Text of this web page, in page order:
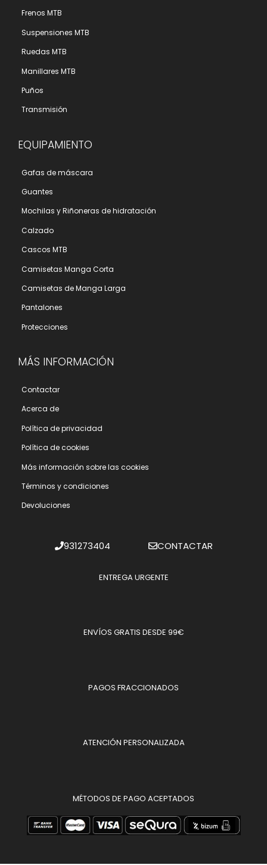
Frenos MTB
Suspensiones MTB
Ruedas MTB
Manillares MTB
Puños
Transmisión
EQUIPAMIENTO
Gafas de máscara
Guantes
Mochilas y Riñoneras de hidratación
Calzado
Cascos MTB
Camisetas Manga Corta
Camisetas de Manga Larga
Pantalones
Protecciones
MÁS INFORMACIÓN
Contactar
Acerca de
Polí­tica de privacidad
Polí­tica de cookies
Más información sobre las cookies
Términos y condiciones
Devoluciones
931273404 CONTACTAR
ENTREGA URGENTE
ENVÍOS GRATIS DESDE 99€
PAGOS FRACCIONADOS
ATENCIÓN PERSONALIZADA
MÉTODOS DE PAGO ACEPTADOS